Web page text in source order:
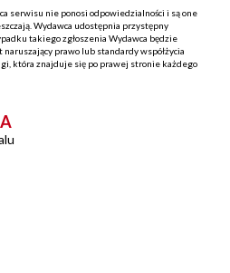
serwisu nie ponosi odpowiedzialności i są one
Wydawca udostępnia przystępny
takiego zgłoszenia Wydawca będzie
naruszający prawo lub standardy współżycia
która znajduje się po prawej stronie każdego